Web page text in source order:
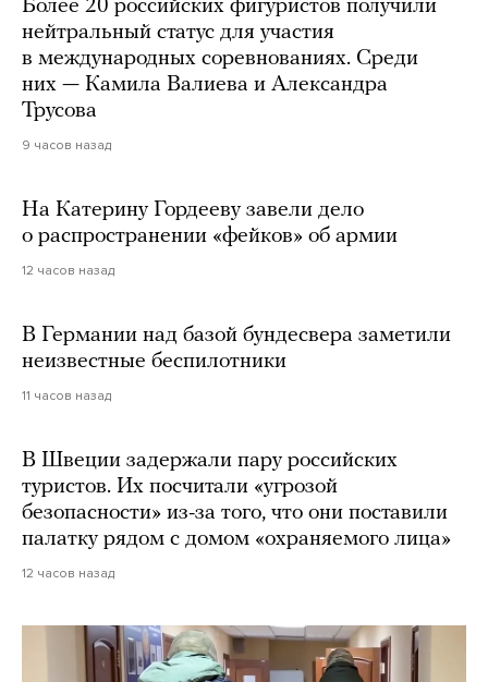
Более 20 российских фигуристов получили
нейтральный статус для участия
в международных соревнованиях. Среди
них — Камила Валиева и Александра
Трусова
9 часов назад
На Катерину Гордееву завели дело
о распространении «фейков» об армии
12 часов назад
В Германии над базой бундесвера заметили
неизвестные беспилотники
11 часов назад
В Швеции задержали пару российских
туристов. Их посчитали «угрозой
безопасности» из-за того, что они поставили
палатку рядом с домом «охраняемого лица»
12 часов назад